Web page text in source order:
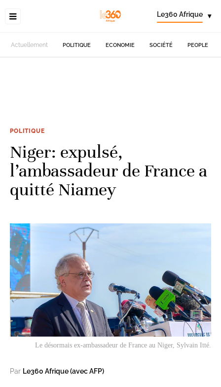
Le360 Afrique ▾
Actuellement POLITIQUE ECONOMIE SOCIÉTÉ PEOPLE
POLITIQUE
Niger: expulsé,
l’ambassadeur de France a
quitté Niamey
Le désormais ex-ambassadeur de France au Niger, Sylvain Itté.
Par Le360 Afrique (avec AFP)